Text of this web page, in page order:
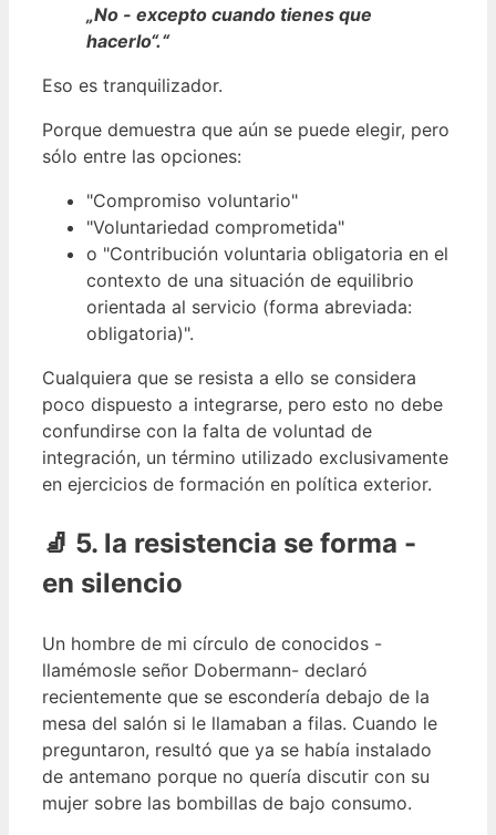
„No - excepto cuando tienes que
hacerlo“.“
Eso es tranquilizador.
Porque demuestra que aún se puede elegir, pero
sólo entre las opciones:
"Compromiso voluntario"
"Voluntariedad comprometida"
o "Contribución voluntaria obligatoria en el
contexto de una situación de equilibrio
orientada al servicio (forma abreviada:
obligatoria)".
Cualquiera que se resista a ello se considera
poco dispuesto a integrarse, pero esto no debe
confundirse con la falta de voluntad de
integración, un término utilizado exclusivamente
en ejercicios de formación en política exterior.
🧦 5. la resistencia se forma -
en silencio
Un hombre de mi círculo de conocidos -
llamémosle señor Dobermann- declaró
recientemente que se escondería debajo de la
mesa del salón si le llamaban a filas. Cuando le
preguntaron, resultó que ya se había instalado
de antemano porque no quería discutir con su
mujer sobre las bombillas de bajo consumo.